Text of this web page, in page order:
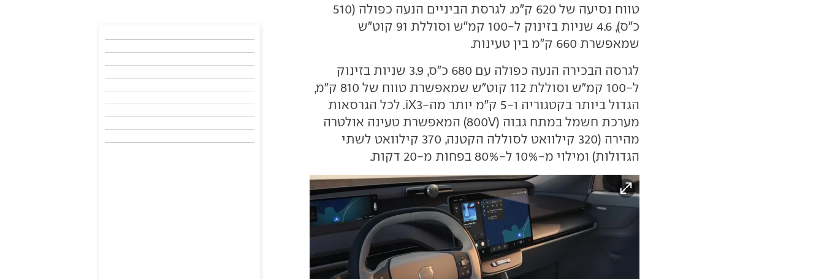
טווח נסיעה של 620 ק"מ. לגרסת הביניים הנעה כפולה (510
כ"ס), 4.6 שניות בזינוק ל-100 קמ"ש וסוללת 91 קוט"ש
שמאפשרת 660 ק"מ בין טעינות.
לגרסה הבכירה הנעה כפולה עם 680 כ"ס, 3.9 שניות בזינוק
ל-100 קמ"ש וסוללת 112 קוט"ש שמאפשרת טווח של 810 ק"מ,
הגדול ביותר בקטגוריה ו-5 ק"מ יותר מה-iX3. לכל הגרסאות
מערכת חשמל במתח גבוה (800V) המאפשרת טעינה אולטרה
מהירה (320 קילוואט לסוללה הקטנה, 370 קילוואט לשתי
הגדולות) ומילוי מ-10% ל-80% בפחות מ-20 דקות.